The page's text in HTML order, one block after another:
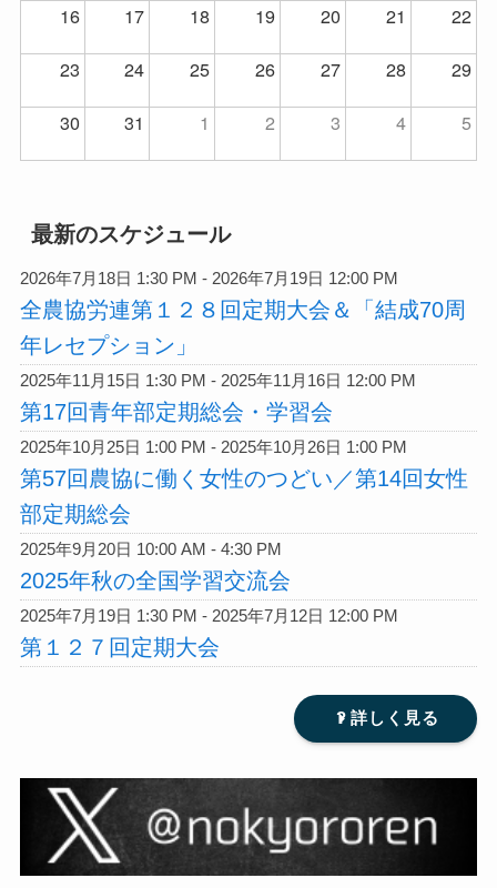
16
17 18 19 20 21
22
23
24 25 26 27 28
29
30
31 1 2 3 4 5
最新のスケジュール
2026年7月18日 1:30 PM - 2026年7月19日 12:00 PM
全農協労連第１２８回定期大会＆「結成70周
年レセプション」
2025年11月15日 1:30 PM - 2025年11月16日 12:00 PM
第17回青年部定期総会・学習会
2025年10月25日 1:00 PM - 2025年10月26日 1:00 PM
第57回農協に働く女性のつどい／第14回女性
部定期総会
2025年9月20日 10:00 AM - 4:30 PM
2025年秋の全国学習交流会
2025年7月19日 1:30 PM - 2025年7月12日 12:00 PM
第１２７回定期大会
? 詳しく見る